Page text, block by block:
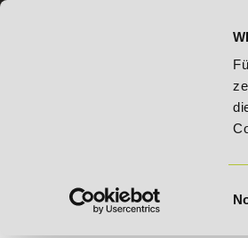
20% Rabatt bis
DETAILS.